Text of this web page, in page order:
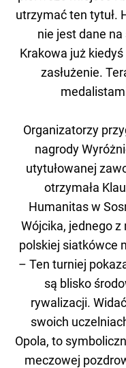
utrzymać ten tytuł.
nie jest dane na
Krakowa już kiedyś
zasłużenie.
Organizatorzy
nagrody
utytułowanej
otrzymała
Humanitas w
Wójcika, jednego
polskiej siatkówce
– Ten turniej
są blisko
rywalizacji.
swoich
Opola, to
meczowej